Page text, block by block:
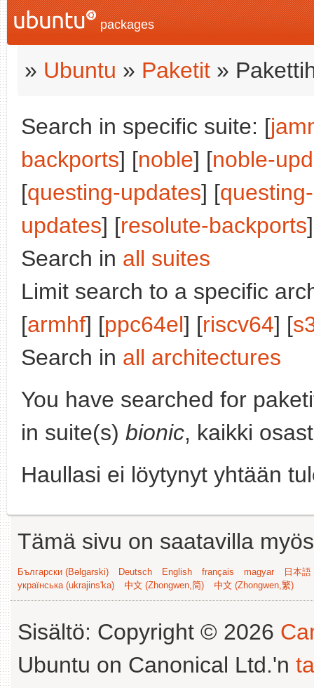
packages
» Ubuntu » Paketit »
Search in specific suite: [
backports] [noble] [noble-
[questing-updates] [
updates] [resolute-backports
Search in all suites
Limit search to a specific
[armhf] [ppc64el] [riscv64] [
Search in all architectures
You have searched for
in suite(s) bionic, kaikki
Haullasi ei löytynyt yhtään
Tämä sivu on saatavilla
Български (Bəlgarski) Deutsch English français magyar
日本
українська (ukrajins'ka)
中文 (Zhongwen,简) 中文 (Zhongwen,繁)
Sisältö: Copyright © 2026
Ubuntu on Canonical Ltd.'n